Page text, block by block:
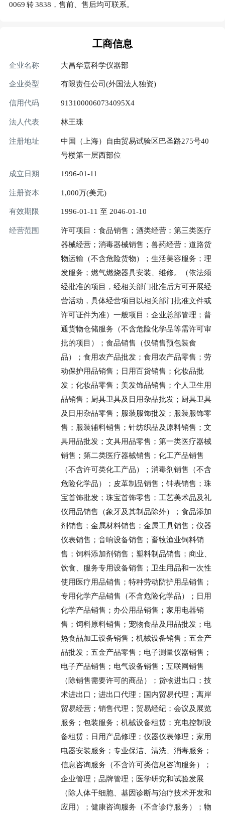
0069 转 3838，售前、售后均可联系。
工商信息
企业名称 大昌华嘉科学仪器部
企业类型 有限责任公司(外国法人独资)
信用代码 9131000060734095X4
法人代表 林王珠
注册地址
中国（上海）自由贸易试验区巴圣路275号40
号楼第一层西部位
成立日期 1996-01-11
注册资本 1,000万(美元)
有效期限 1996-01-11 至 2046-01-10
经营范围
许可项目：食品销售；酒类经营；第三类医疗
器械经营；消毒器械销售；兽药经营；道路货
物运输（不含危险货物）；生活美容服务；理
发服务；燃气燃烧器具安装、维修。（依法须
经批准的项目，经相关部门批准后方可开展经
营活动，具体经营项目以相关部门批准文件或
许可证件为准）一般项目：企业总部管理；普
通货物仓储服务（不含危险化学品等需许可审
批的项目）；食品销售（仅销售预包装食
品）；食用农产品批发；食用农产品零售；劳
动保护用品销售；日用百货销售；化妆品批
发；化妆品零售；美发饰品销售；个人卫生用
品销售；厨具卫具及日用杂品批发；厨具卫具
及日用杂品零售；服装服饰批发；服装服饰零
售；服装辅料销售；针纺织品及原料销售；文
具用品批发；文具用品零售；第一类医疗器械
销售；第二类医疗器械销售；化工产品销售
（不含许可类化工产品）；消毒剂销售（不含
危险化学品）；皮革制品销售；钟表销售；珠
宝首饰批发；珠宝首饰零售；工艺美术品及礼
仪用品销售（象牙及其制品除外）；食品添加
剂销售；金属材料销售；金属工具销售；仪器
仪表销售；音响设备销售；畜牧渔业饲料销
售；饲料添加剂销售；塑料制品销售；商业、
饮食、服务专用设备销售；卫生用品和一次性
使用医疗用品销售；特种劳动防护用品销售；
专用化学产品销售（不含危险化学品）；日用
化学产品销售；办公用品销售；家用电器销
售；饲料原料销售；宠物食品及用品批发；电
热食品加工设备销售；机械设备销售；五金产
品批发；五金产品零售；电子测量仪器销售；
电子产品销售；电气设备销售；互联网销售
（除销售需要许可的商品）；货物进出口；技
术进出口；进出口代理；国内贸易代理；离岸
贸易经营；销售代理；贸易经纪；会议及展览
服务；包装服务；机械设备租赁；充电控制设
备租赁；日用产品修理；仪器仪表修理；家用
电器安装服务；专业保洁、清洗、消毒服务；
信息咨询服务（不含许可类信息咨询服务）；
企业管理；品牌管理；医学研究和试验发展
（除人体干细胞、基因诊断与治疗技术开发和
应用）；健康咨询服务（不含诊疗服务）；物